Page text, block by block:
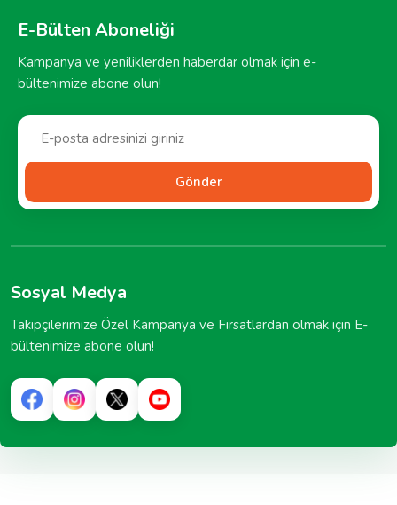
E-Bülten Aboneliği
Kampanya ve yeniliklerden haberdar olmak için e-
bültenimize abone olun!
Gönder
Sosyal Medya
Takipçilerimize Özel Kampanya ve Fırsatlardan olmak için E-
bültenimize abone olun!